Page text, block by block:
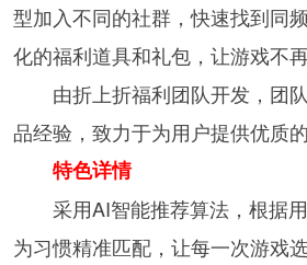
型加入不同的社群，快速找到同
化的福利道具和礼包，让游戏不再
由折上折福利团队开发，团
品经验，致力于为用户提供优质的
特色详情
采用AI智能推荐算法，根据
为习惯精准匹配，让每一次游戏